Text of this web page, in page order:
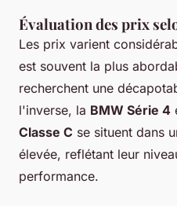
Évaluation des prix
Les prix varient
est souvent la plus
recherchent une
l'inverse, la BMW Série 4
Classe C se situent dans
élevée, reflétant leur
performance.